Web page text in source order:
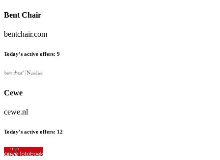
Bent Chair
bentchair.com
Today’s active offers: 9
Cewe
cewe.nl
Today’s active offers: 12